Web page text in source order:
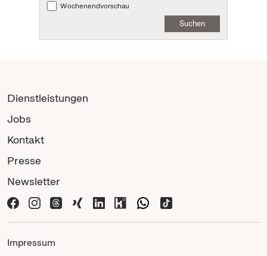
Wochenendvorschau
Suchen
Dienstleistungen
Jobs
Kontakt
Presse
Newsletter
Impressum